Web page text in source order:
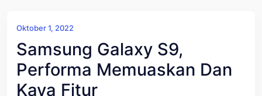
Oktober 1, 2022
Samsung Galaxy S9,
Performa Memuaskan Dan
Kaya Fitur